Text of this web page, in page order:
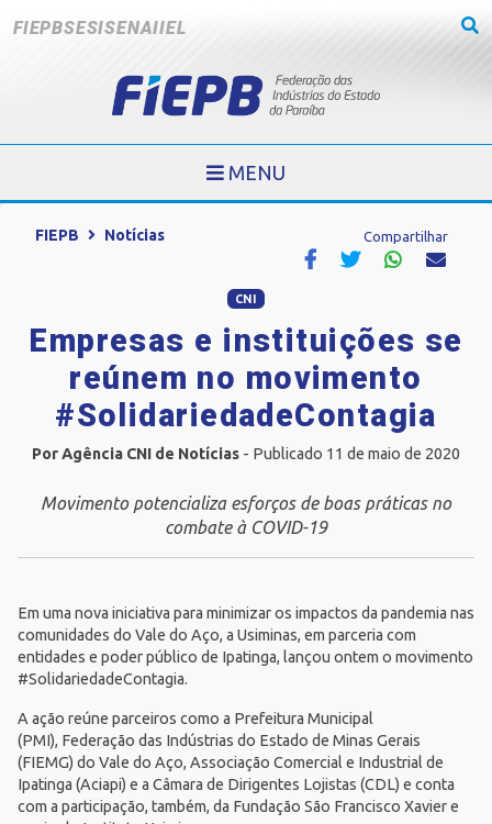
FIEPBSESISENAIIEL
MENU
FIEPB Notícias Compartilhar
CNI
Empresas e instituições se
reúnem no movimento
#SolidariedadeContagia
Por Agência CNI de Notícias - Publicado 11 de maio de 2020
Movimento potencializa esforços de boas práticas no
combate à COVID-19
Em uma nova iniciativa para minimizar os impactos da pandemia nas
comunidades do Vale do Aço, a Usiminas, em parceria com
entidades e poder público de Ipatinga, lançou ontem o movimento
#SolidariedadeContagia.
A ação reúne parceiros como a Prefeitura Municipal
(PMI), Federação das Indústrias do Estado de Minas Gerais
(FIEMG) do Vale do Aço, Associação Comercial e Industrial de
Ipatinga (Aciapi) e a Câmara de Dirigentes Lojistas (CDL) e conta
com a participação, também, da Fundação São Francisco Xaviere